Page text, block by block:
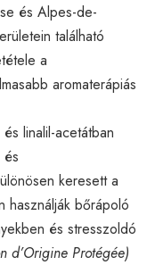
és Alpes-de-
található
a
aromaterápiás
linalil-acetátban
keresett a
használják bőrápoló
és stresszoldó
d’Origine Protégée)